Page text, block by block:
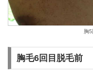
胸
胸毛6回目脱毛前